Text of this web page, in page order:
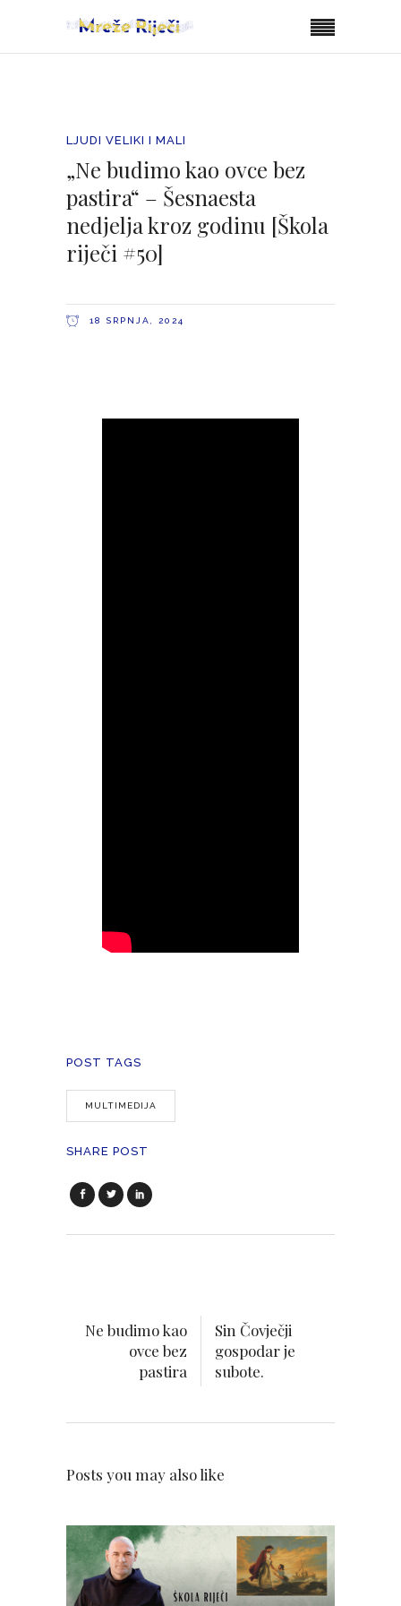
LJUDI VELIKI I MALI
„Ne budimo kao ovce bez
pastira“ – Šesnaesta
nedjelja kroz godinu [Škola
riječi #50]
18 SRPNJA, 2024
POST TAGS
MULTIMEDIJA
SHARE POST
Ne budimo kao
ovce bez
pastira
Sin Čovječji
gospodar je
subote.
Posts you may also like